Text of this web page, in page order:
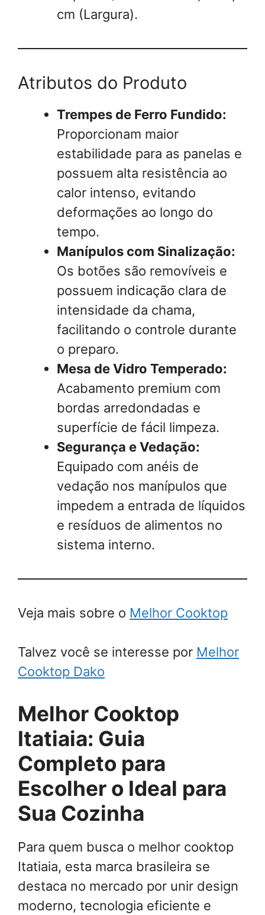
cm (Largura).
Atributos do Produto
Trempes de Ferro Fundido:
Proporcionam maior
estabilidade para as panelas e
possuem alta resistência ao
calor intenso, evitando
deformações ao longo do
tempo.
Manípulos com Sinalização:
Os botões são removíveis e
possuem indicação clara de
intensidade da chama,
facilitando o controle durante
o preparo.
Mesa de Vidro Temperado:
Acabamento premium com
bordas arredondadas e
superfície de fácil limpeza.
Segurança e Vedação:
Equipado com anéis de
vedação nos manípulos que
impedem a entrada de líquidos
e resíduos de alimentos no
sistema interno.
Veja mais sobre o Melhor Cooktop
Talvez você se interesse por Melhor
Cooktop Dako
Melhor Cooktop
Itatiaia: Guia
Completo para
Escolher o Ideal para
Sua Cozinha
Para quem busca o melhor cooktop
Itatiaia, esta marca brasileira se
destaca no mercado por unir design
moderno, tecnologia eficiente e